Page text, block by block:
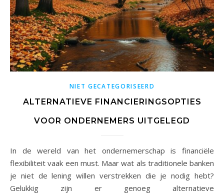
NIET GECATEGORISEERD
ALTERNATIEVE FINANCIERINGSOPTIES
VOOR ONDERNEMERS UITGELEGD
In de wereld van het ondernemerschap is financiële
flexibiliteit vaak een must. Maar wat als traditionele banken
je niet de lening willen verstrekken die je nodig hebt?
Gelukkig zijn er genoeg alternatieve